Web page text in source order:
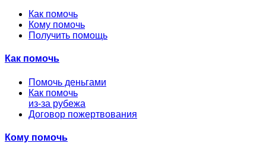
Как помочь
Кому помочь
Получить помощь
Как помочь
Помочь деньгами
Как помочь
из-за рубежа
Договор пожертвования
Кому помочь